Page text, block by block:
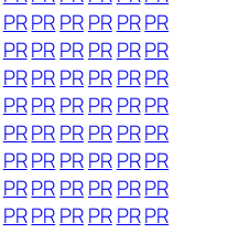
PRPRPRPR PRPR
PRPRPRPR PRPR
PRPRPRPR PRPR
PRPRPRPR PRPR
PRPRPRPR PRPR
PRPRPRPR PRPR
PRPRPRPR PRPR
PRPRPRPR PRPR